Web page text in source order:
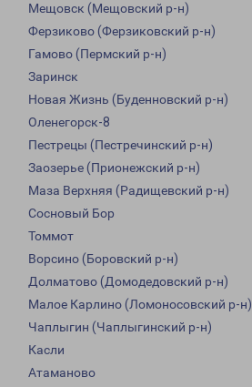
Мещовск (Мещовский р-н)
Ферзиково (Ферзиковский р-н)
Гамово (Пермский р-н)
Заринск
Новая Жизнь (Буденновский р-н)
Оленегорск-8
Пестрецы (Пестречинский р-н)
Заозерье (Прионежский р-н)
Маза Верхняя (Радищевский р-н)
Сосновый Бор
Томмот
Ворсино (Боровский р-н)
Долматово (Домодедовский р-н)
Малое Карлино (Ломоносовский р-н)
Чаплыгин (Чаплыгинский р-н)
Касли
Атаманово